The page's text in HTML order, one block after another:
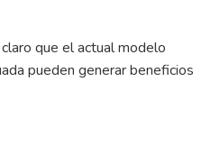
que el actual modelo
pueden generar beneficios